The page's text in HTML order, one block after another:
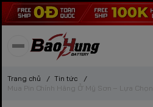
Trang chủ / Tin tức
/
Mua Pin Chính Hãng Ở Mỹ Sơn – Lựa